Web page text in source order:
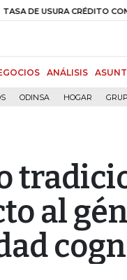
DE USURA CRÉDITO
ANÁLISIS
ODINSA HOGAR
al